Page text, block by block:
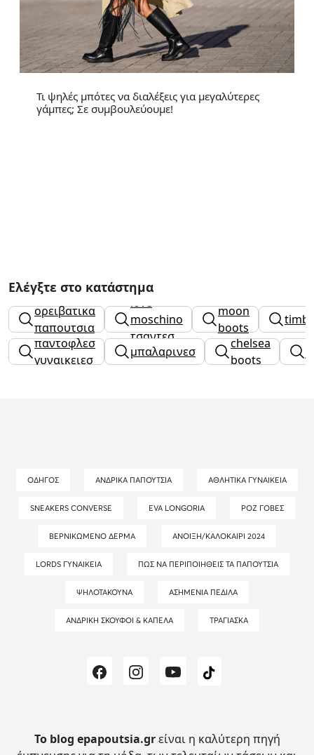
Τι ψηλές μπότες να διαλέξεις για μεγαλύτερες
γάμπες; Σε συμβουλεύουμε!
Ελέγξτε στο κατάστημα
ορειβατικα
παπουτσια
love
moschino
τσαντεσ
moon
boots
παντοφλεσ
γυναικειεσ
μπαλαρινεσ
chelsea
boots
ΟΔΗΓΌΣ ΑΝΔΡΙΚΆ ΠΑΠΟΎΤΣΙΑ ΑΘΛΗΤΙΚΆ ΓΥΝΑΙΚΕΊΑ
SNEAKERS CONVERSE EVA LONGORIA ΡΟΖ ΓΌΒΕΣ
ΒΕΡΝΙΚΩΜΈΝΟ ΔΈΡΜΑ ΆΝΟΙΞΗ/ΚΑΛΟΚΑΊΡΙ 2024
LORDS ΓΥΝΑΙΚΕΊΑ ΠΏΣ ΝΑ ΠΕΡΙΠΟΙΗΘΕΊΣ ΤΑ ΠΑΠΟΎΤΣΙΑ
ΨΗΛΟΤΆΚΟΥΝΑ ΑΣΗΜΈΝΙΑ ΠΈΔΙΛΑ
ΑΝΔΡΙΚΉ ΣΚΟΎΦΟΙ & ΚΑΠΈΛΑ ΤΡΑΓΙΆΣΚΑ
Το blog epapoutsia.grείναι η καλύτερη πηγή